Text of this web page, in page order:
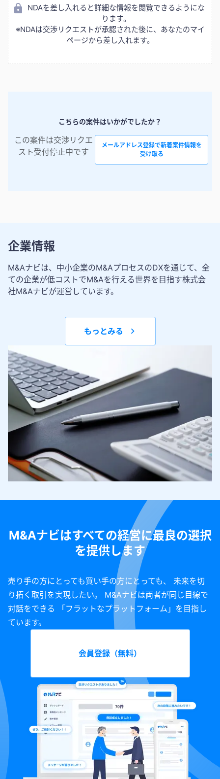
NDAを差し入れると詳細な情報を閲覧できるようにな
ります。
※NDAは交渉リクエストが承認された後に、あなたのマイ
ページから差し入れます。
こちらの案件はいかがでしたか？
この案件は交渉リクエ
スト受付停止中です
メールアドレス登録で新着案件情報を
受け取る
企業情報
M&Aナビは、中小企業のM&AプロセスのDXを通じて、全
ての企業が低コストでM&Aを行える世界を目指す株式会
社M&Aナビが運営しています。
もっとみる
M&Aナビはすべての経営に最良の選択
を提供します
売り手の方にとっても買い手の方にとっても、 未来を切
り拓く取引を実現したい。 M&Aナビは両者が同じ目線で
対話をできる 「フラットなプラットフォーム」を目指し
ています。
会員登録（無料）